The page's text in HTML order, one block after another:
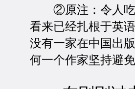
②原注：令人吃惊
看来已经扎根于英
没有一家在中国出
何一个作家坚持避